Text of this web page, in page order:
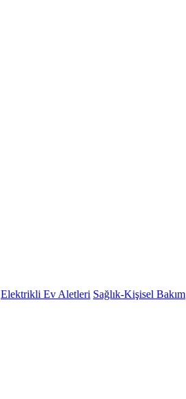
Elektrikli Ev Aletleri Sağlık-Kişisel Bakım